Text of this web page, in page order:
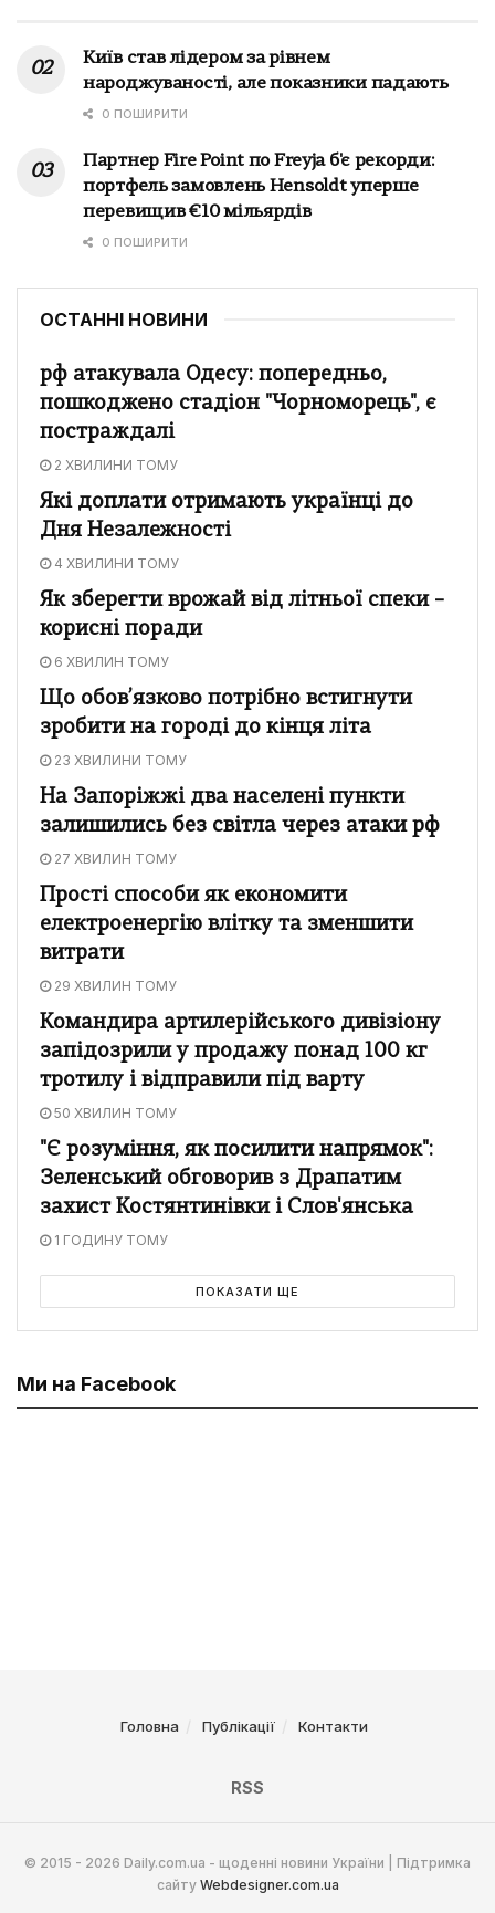
Київ став лідером за рівнем
народжуваності, але показники падають
0 ПОШИРИТИ
Партнер Fire Point по Freyja б'є рекорди:
портфель замовлень Hensoldt уперше
перевищив €10 мільярдів
0 ПОШИРИТИ
ОСТАННІ НОВИНИ
рф атакувала Одесу: попередньо,
пошкоджено стадіон "Чорноморець", є
постраждалі
2 ХВИЛИНИ ТОМУ
Які доплати отримають українці до
Дня Незалежності
4 ХВИЛИНИ ТОМУ
Як зберегти врожай від літньої спеки –
корисні поради
6 ХВИЛИН ТОМУ
Що обов’язково потрібно встигнути
зробити на городі до кінця літа
23 ХВИЛИНИ ТОМУ
На Запоріжжі два населені пункти
залишились без світла через атаки рф
27 ХВИЛИН ТОМУ
Прості способи як економити
електроенергію влітку та зменшити
витрати
29 ХВИЛИН ТОМУ
Командира артилерійського дивізіону
запідозрили у продажу понад 100 кг
тротилу і відправили під варту
50 ХВИЛИН ТОМУ
"Є розуміння, як посилити напрямок":
Зеленський обговорив з Драпатим
захист Костянтинівки і Слов'янська
1 ГОДИНУ ТОМУ
ПОКАЗАТИ ЩЕ
Ми на Facebook
Головна Публікації Контакти
RSS
© 2015 - 2026 Daily.com.ua - щоденні новини України | Підтримка
сайту Webdesigner.com.ua